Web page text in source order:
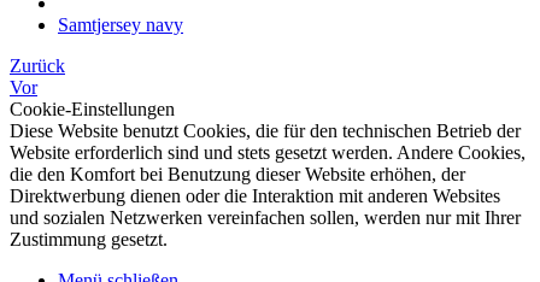
Samtjersey navy
Zurück
Vor
Cookie-Einstellungen
Diese Website benutzt Cookies, die für den technischen Betrieb der
Website erforderlich sind und stets gesetzt werden. Andere Cookies,
die den Komfort bei Benutzung dieser Website erhöhen, der
Direktwerbung dienen oder die Interaktion mit anderen Websites
und sozialen Netzwerken vereinfachen sollen, werden nur mit Ihrer
Zustimmung gesetzt.